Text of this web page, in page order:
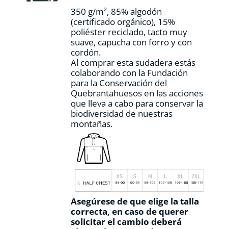
página
de
producto
350 g/m², 85% algodón
(certificado orgánico), 15%
poliéster reciclado, tacto muy
suave, capucha con forro y con
cordón.
Al comprar esta sudadera estás
colaborando con la Fundación
para la Conservación del
Quebrantahuesos en las acciones
que lleva a cabo para conservar la
biodiversidad de nuestras
montañas.
Asegúrese de que elige la talla
correcta, en caso de querer
solicitar el cambio deberá